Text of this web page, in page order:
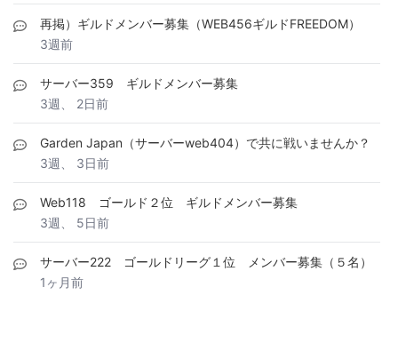
再掲）ギルドメンバー募集（WEB456ギルドFREEDOM）
3週前
サーバー359 ギルドメンバー募集
3週、 2日前
Garden Japan（サーバーweb404）で共に戦いませんか？
3週、 3日前
Web118 ゴールド２位 ギルドメンバー募集
3週、 5日前
サーバー222 ゴールドリーグ１位 メンバー募集（５名）
1ヶ月前